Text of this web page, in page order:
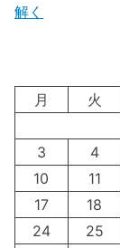
解く
月
火
3
4
10
11
17
18
24
25